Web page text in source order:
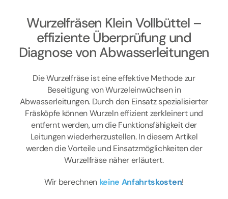
Wurzelfräsen Klein Vollbüttel –
effiziente Überprüfung und
Diagnose von Abwasserleitungen
Die Wurzelfräse ist eine effektive Methode zur
Beseitigung von Wurzeleinwüchsen in
Abwasserleitungen. Durch den Einsatz spezialisierter
Fräsköpfe können Wurzeln effizient zerkleinert und
entfernt werden, um die Funktionsfähigkeit der
Leitungen wiederherzustellen. In diesem Artikel
werden die Vorteile und Einsatzmöglichkeiten der
Wurzelfräse näher erläutert.
Wir berechnen keine Anfahrtskosten!